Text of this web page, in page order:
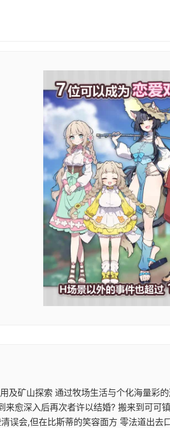
矿山探索 通过牧场生活与个化海量彩
愈深入后再次者许以结婚? 搬来到可可
误会,但在比斯蒂的笑容面方 零法道出去